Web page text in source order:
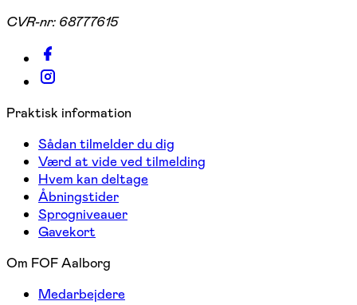
CVR-nr: 68777615
Praktisk information
Sådan tilmelder du dig
Værd at vide ved tilmelding
Hvem kan deltage
Åbningstider
Sprogniveauer
Gavekort
Om FOF Aalborg
Medarbejdere